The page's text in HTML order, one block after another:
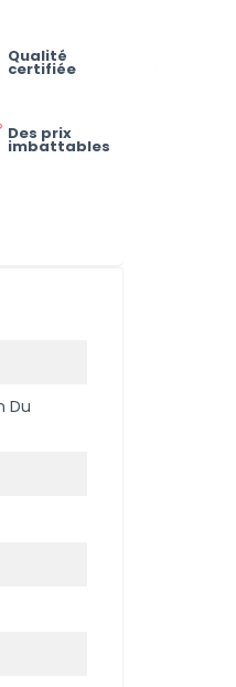
Qualité
certifiée
Des prix
imbattables
Du